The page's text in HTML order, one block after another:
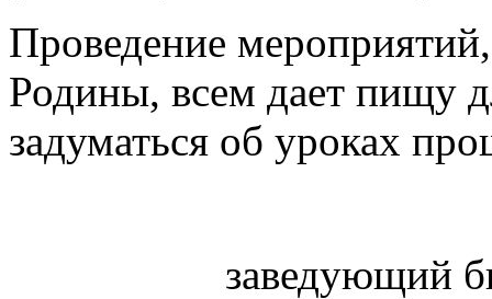
Проведение
Родины, всем дает пищу
задуматься об уроках
заведующий